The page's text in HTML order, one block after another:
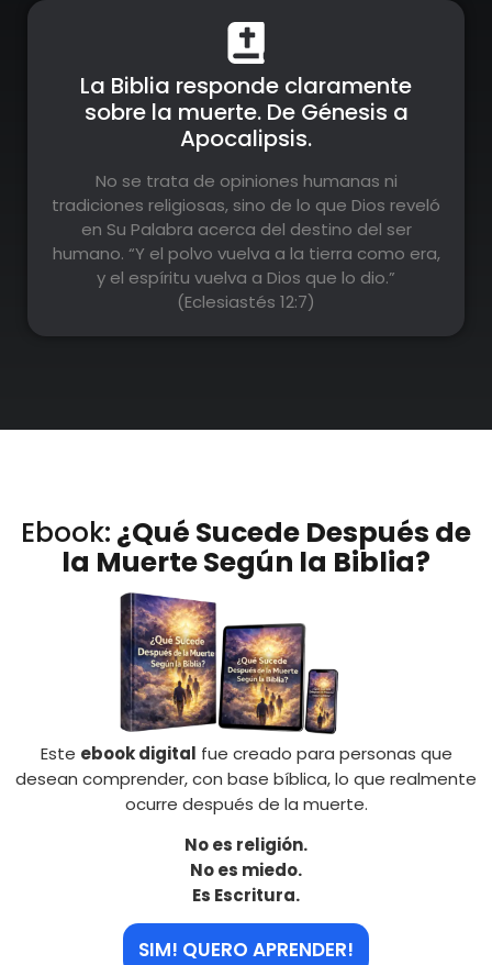
La Biblia responde claramente
sobre la muerte. De Génesis a
Apocalipsis.
No se trata de opiniones humanas ni
tradiciones religiosas, sino de lo que Dios reveló
en Su Palabra acerca del destino del ser
humano. “Y el polvo vuelva a la tierra como era,
y el espíritu vuelva a Dios que lo dio.”
(Eclesiastés 12:7)
Ebook: ¿Qué Sucede Después de
la Muerte Según la Biblia?
Este ebook digital fue creado para personas que
desean comprender, con base bíblica, lo que realmente
ocurre después de la muerte.
No es religión.
No es miedo.
Es Escritura.
SIM! QUERO APRENDER!